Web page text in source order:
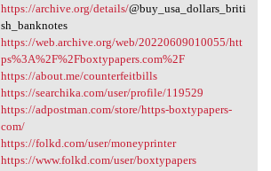
https://archive.org/details/@buy_usa_dollars_briti
sh_banknotes
https://web.archive.org/web/20220609010055/htt
ps%3A%2F%2Fboxtypapers.com%2F
https://about.me/counterfeitbills
https://searchika.com/user/profile/119529
https://adpostman.com/store/https-boxtypapers-
com/
https://folkd.com/user/moneyprinter
https://www.folkd.com/user/boxtypapers